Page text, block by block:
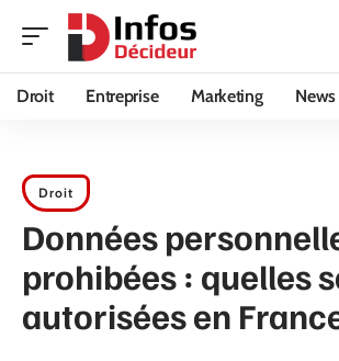
Droit Entreprise Marketing News
Droit
Données
prohibées : quelles
autorisées en